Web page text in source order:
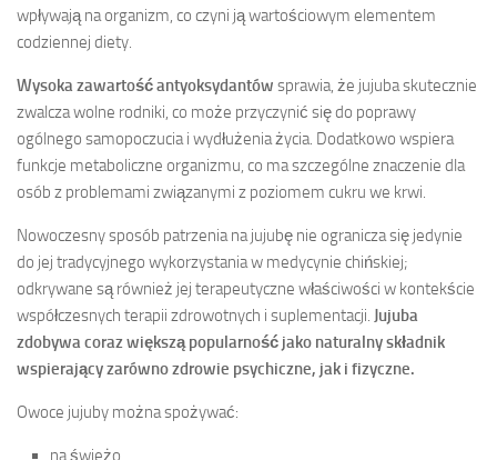
wpływają na organizm, co czyni ją wartościowym elementem
codziennej diety.
Wysoka zawartość antyoksydantów sprawia, że jujuba skutecznie
zwalcza wolne rodniki, co może przyczynić się do poprawy
ogólnego samopoczucia i wydłużenia życia. Dodatkowo wspiera
funkcje metaboliczne organizmu, co ma szczególne znaczenie dla
osób z problemami związanymi z poziomem cukru we krwi.
Nowoczesny sposób patrzenia na jujubę nie ogranicza się jedynie
do jej tradycyjnego wykorzystania w medycynie chińskiej;
odkrywane są również jej terapeutyczne właściwości w kontekście
współczesnych terapii zdrowotnych i suplementacji. Jujuba
zdobywa coraz większą popularność jako naturalny składnik
wspierający zarówno zdrowie psychiczne, jak i fizyczne.
Owoce jujuby można spożywać:
na świeżo,